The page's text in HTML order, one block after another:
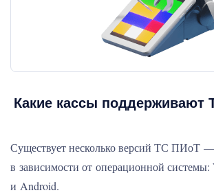
Какие кассы поддерживают
Существует несколько версий ТС ПИоТ
в зависимости от операционной
и Android.